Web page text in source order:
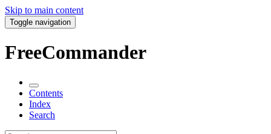
Skip to main content
Toggle navigation
FreeCommander
Contents
Index
Search